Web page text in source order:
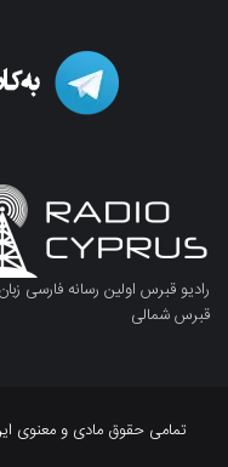
رادیو قبرس اولین رسانه فارسی زبان
قبرس شمالی
تمامی حقوق مادی و معنوی